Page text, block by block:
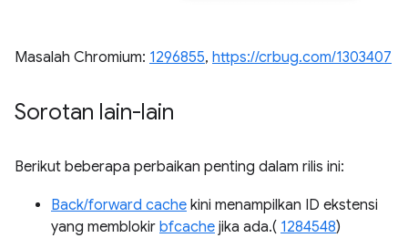
Masalah Chromium: 1296855, https://crbug.com/1303407
Sorotan lain-lain
Berikut beberapa perbaikan penting dalam rilis ini:
Back/forward cache kini menampilkan ID ekstensi
yang memblokir bfcache jika ada.( 1284548)